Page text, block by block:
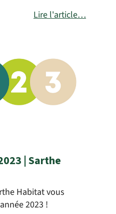
Lire l'article…
| Sarthe
Habitat vous
2023 !